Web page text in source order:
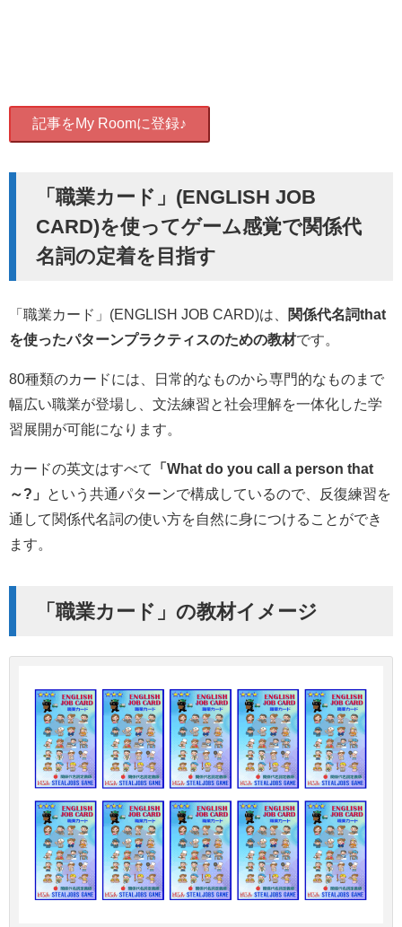
記事をMy Roomに登録♪
「職業カード」(ENGLISH JOB
CARD)を使ってゲーム感覚で関係代
名詞の定着を目指す
「職業カード」(ENGLISH JOB CARD)は、
関係代名詞that
を使ったパターンプラクティスのための教材です。
80種類のカードには、日常的なものから専門的なものまで
幅広い職業が登場し、文法練習と社会理解を一体化した学
習展開が可能になります。
カードの英文はすべて
「What do you call a person that
～?」
という共通パターンで構成しているので、反復練習を
通して関係代名詞の使い方を自然に身につけることができ
ます。
「職業カード」の教材イメージ